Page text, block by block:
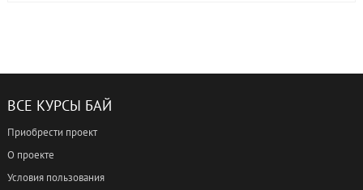
ВСЕ КУРСЫ БАЙ
Приобрести проект
О проекте
Условия пользования